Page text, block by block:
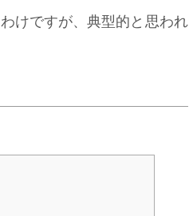
けですが、典型的と思われ